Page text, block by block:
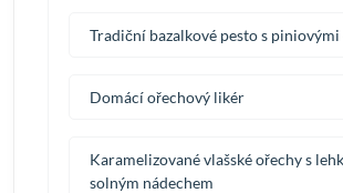
Tradiční bazalkové pesto s
Domácí ořechový likér
Karamelizované vlašské ořechy s
solným nádechem